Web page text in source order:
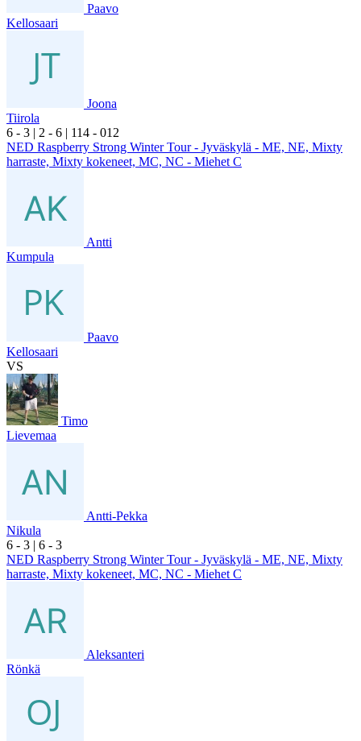
Paavo
Kellosaari
Joona
Tiirola
6 - 3 | 2 - 6 | 114 - 012
NED Raspberry Strong Winter Tour - Jyväskylä - ME, NE, Mixty
harraste, Mixty kokeneet, MC, NC - Miehet C
Antti
Kumpula
Paavo
Kellosaari
VS
Timo
Lievemaa
Antti-Pekka
Nikula
6 - 3 | 6 - 3
NED Raspberry Strong Winter Tour - Jyväskylä - ME, NE, Mixty
harraste, Mixty kokeneet, MC, NC - Miehet C
Aleksanteri
Rönkä